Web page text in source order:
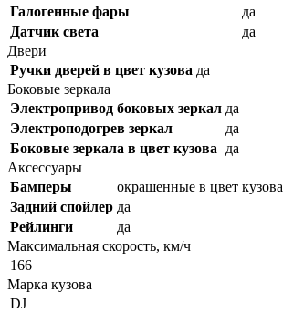
Галогенные фары
да
Датчик света
да
Двери
Ручки дверей в цвет кузова да
Боковые зеркала
Электропривод боковых зеркал да
Электроподогрев зеркал
да
Боковые зеркала в цвет кузова
да
Аксессуары
Бамперы
окрашенные в цвет кузова
Задний спойлер да
Рейлинги
да
Максимальная скорость, км/ч
166
Марка кузова
DJ